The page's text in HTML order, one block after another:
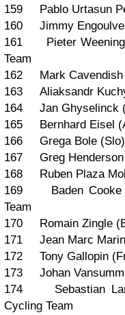
159 Pablo Urtasun
160 Jimmy
161 Pieter Weening
Team
162 Mark Cavendish
163 Aliaksandr
164 Jan Ghyselinck
165 Bernhard Eisel
166 Grega Bole (Slo)
167 Greg Henderson
168 Ruben Plaza
169 Baden Cooke
Team
170 Romain Zingle
171 Jean Marc
172 Tony Gallopin
173 Johan
174 Sebastian
Cycling Team